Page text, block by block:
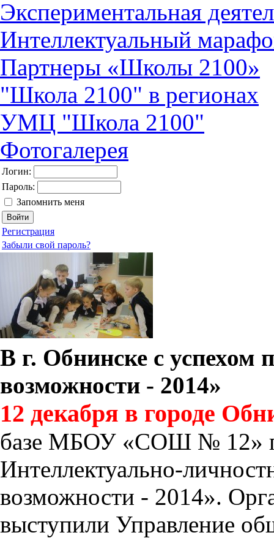
Экспериментальная
Интеллектуальный
Партнеры «Школы 2100»
"Школа 2100" в регионах
УМЦ "Школа 2100"
Фотогалерея
Логин:
Пароль:
Запомнить меня
Регистрация
Забыли свой пароль?
В г. Обнинске с
возможности - 2014»
12 декабря в городе
базе МБОУ «СОШ № 12»
Интеллектуально-
возможности - 2014».
выступили Управление